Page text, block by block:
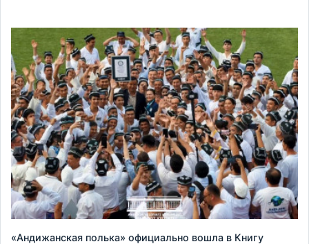
«Андижанская полька» официально вошла в Книгу